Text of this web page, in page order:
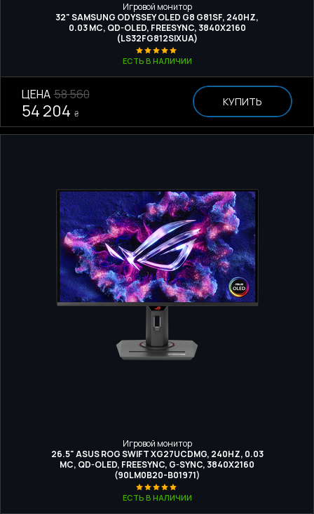
Игровой монитор
32" SAMSUNG ODYSSEY OLED G8 G81SF, 240HZ,
0.03 МС, QD-OLED, FREESYNC, 3840Х2160
(LS32FG812SIXUA)
ЕСТЬ В НАЛИЧИИ
ЦЕНА 58 560
54 204 ₴
КУПИТЬ
Игровой монитор
26.5" ASUS ROG SWIFT XG27UCDMG, 240HZ, 0.03
МС, QD-OLED, FREESYNC, G-SYNC, 3840X2160
(90LM0B20-B01971)
ЕСТЬ В НАЛИЧИИ